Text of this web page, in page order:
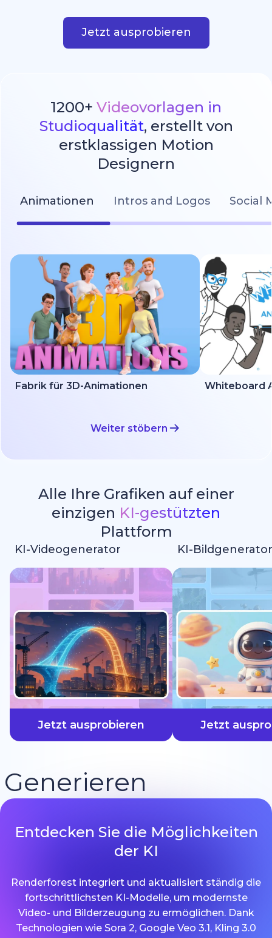
Jetzt ausprobieren
1200+ Videovorlagen in
Studioqualität, erstellt von
erstklassigen Motion
Designern
Animationen Intros and Logos Social
Fabrik für 3D-Animationen Whiteboard
Weiter stöbern
Alle Ihre Grafiken auf einer
einzigen KI-gestützten
Plattform
KI-Videogenerator
Jetzt ausprobieren
KI-Bildgenerator
Jetzt
Generieren
schneller
Entdecken Sie die Möglichkeiten
der KI
Renderforest integriert und aktualisiert ständig die
fortschrittlichsten KI-Modelle, um modernste
Video- und Bilderzeugung zu ermöglichen. Dank
Technologien wie Sora 2, Google Veo 3.1, Kling 3.0